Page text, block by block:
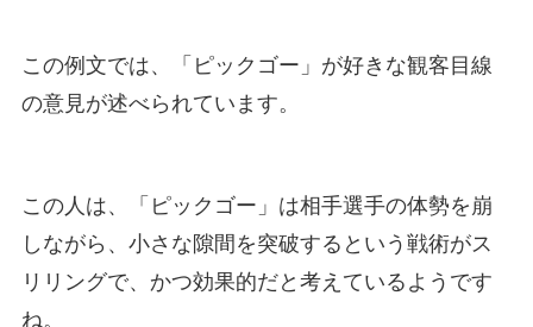
この例文では、「ピックゴー」が好きな観客目線
の意見が述べられています。
この人は、「ピックゴー」は相手選手の体勢を崩
しながら、小さな隙間を突破するという戦術がス
リリングで、かつ効果的だと考えているようです
ね。